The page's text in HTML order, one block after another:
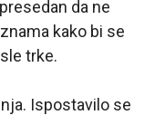
da ne
kako bi se
trke.
Ispostavilo se